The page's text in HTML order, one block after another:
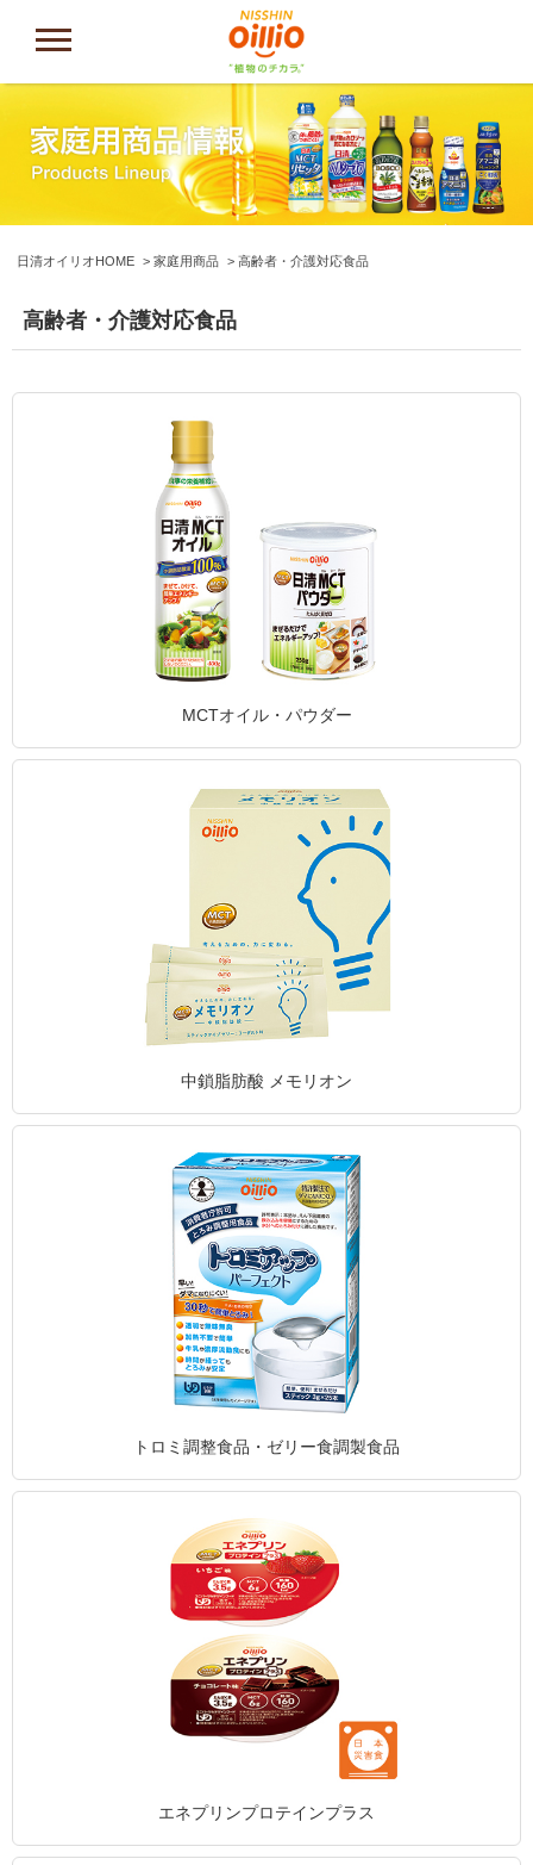
日清オイリオHOME 家庭用商品 高齢者・介護対応食品
高齢者・介護対応食品
MCTオイル・パウダー
中鎖脂肪酸 メモリオン
トロミ調整食品・ゼリー食調製食品
エネプリンプロテインプラス